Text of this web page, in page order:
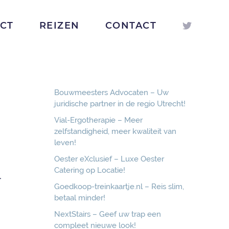
REIZEN CONTACT
Bouwmeesters Advocaten – Uw
juridische partner in de regio Utrecht!
Vial-Ergotherapie – Meer
zelfstandigheid, meer kwaliteit van
leven!
Oester eXclusief – Luxe Oester
Catering op Locatie!
Goedkoop-treinkaartje.nl – Reis slim,
betaal minder!
NextStairs – Geef uw trap een
compleet nieuwe look!